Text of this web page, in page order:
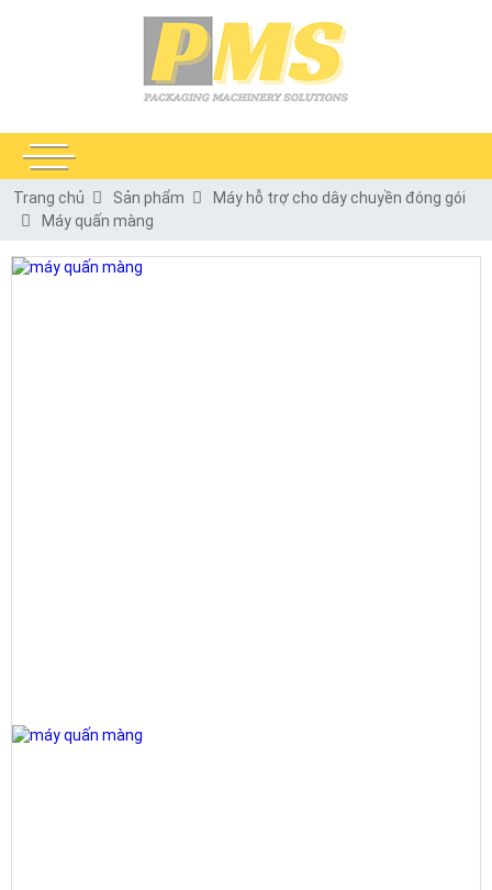
Trang chủ Sản phẩm
Máy hỗ trợ cho dây chuyền đóng gói
Máy quấn màng